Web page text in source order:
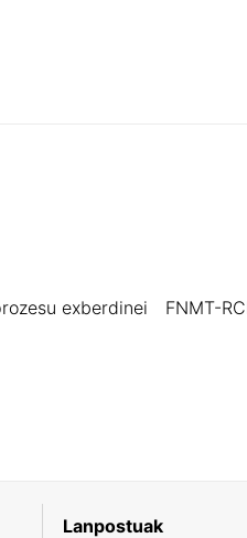
exberdinei
FNMT-
Lanpostuak